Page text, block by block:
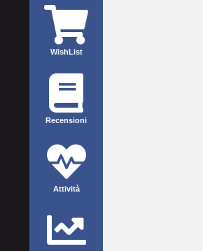
WishList
Recensioni
Attività